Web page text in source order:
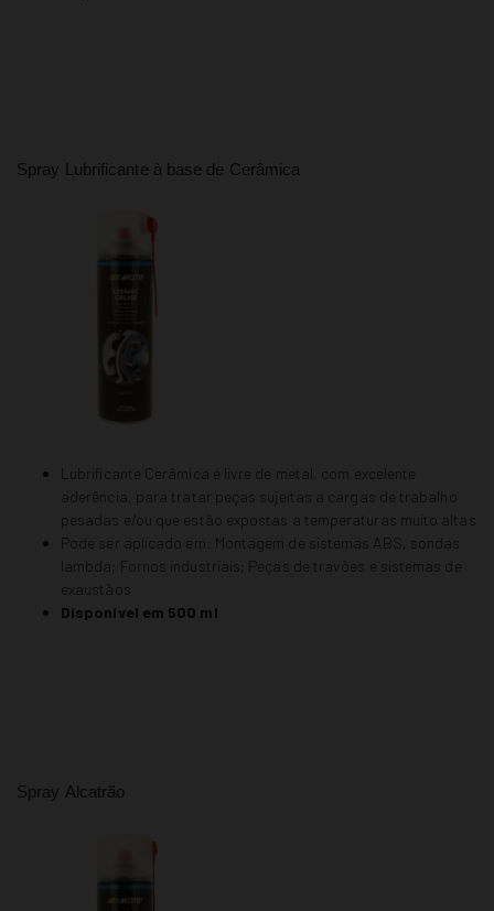
Spray Lubrificante à base de Cerâmica
Lubrificante Cerâmica é livre de metal, com excelente
aderência, para tratar peças sujeitas a cargas de trabalho
pesadas e/ou que estão expostas a temperaturas muito altas
Pode ser aplicado em: Montagem de sistemas ABS, sondas
lambda; Fornos industriais; Peças de travões e sistemas de
exaustãos
Disponível em 500 ml
Spray Alcatrão